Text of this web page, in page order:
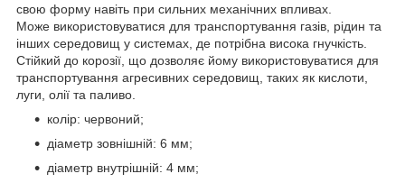
свою форму навіть при сильних механічних впливах.
Може використовуватися для транспортування газів, рідин та
інших середовищ у системах, де потрібна висока гнучкість.
Стійкий до корозії, що дозволяє йому використовуватися для
транспортування агресивних середовищ, таких як кислоти,
луги, олії та паливо.
колір: червоний;
діаметр зовнішній: 6 мм;
діаметр внутрішній: 4 мм;